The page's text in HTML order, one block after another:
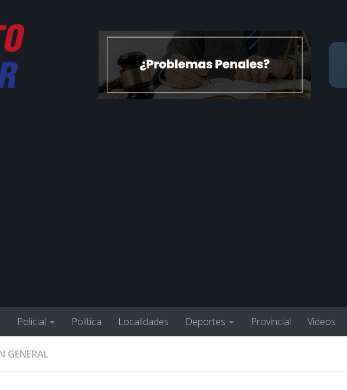
Policial Política Localidades Deportes Provincial Videos
GENERAL